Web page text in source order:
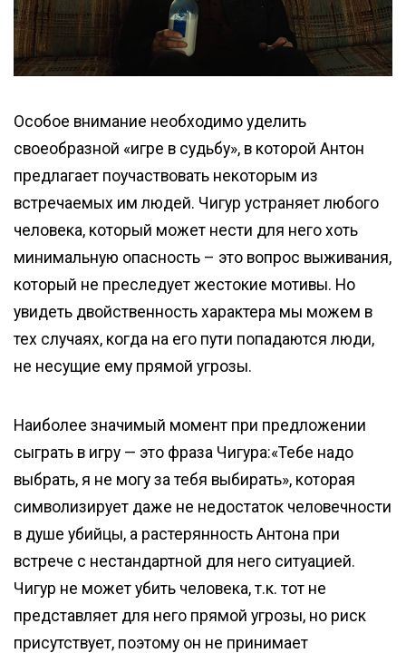
Особое внимание необходимо уделить
своеобразной «игре в судьбу», в которой Антон
предлагает поучаствовать некоторым из
встречаемых им людей. Чигур устраняет любого
человека, который может нести для него хоть
минимальную опасность – это вопрос выживания,
который не преследует жестокие мотивы. Но
увидеть двойственность характера мы можем в
тех случаях, когда на его пути попадаются люди,
не несущие ему прямой угрозы.
Наиболее значимый момент при предложении
сыграть в игру — это фраза Чигура:«Тебе надо
выбрать, я не могу за тебя выбирать», которая
символизирует даже не недостаток человечности
в душе убийцы, а растерянность Антона при
встрече с нестандартной для него ситуацией.
Чигур не может убить человека, т.к. тот не
представляет для него прямой угрозы, но риск
присутствует, поэтому он не принимает